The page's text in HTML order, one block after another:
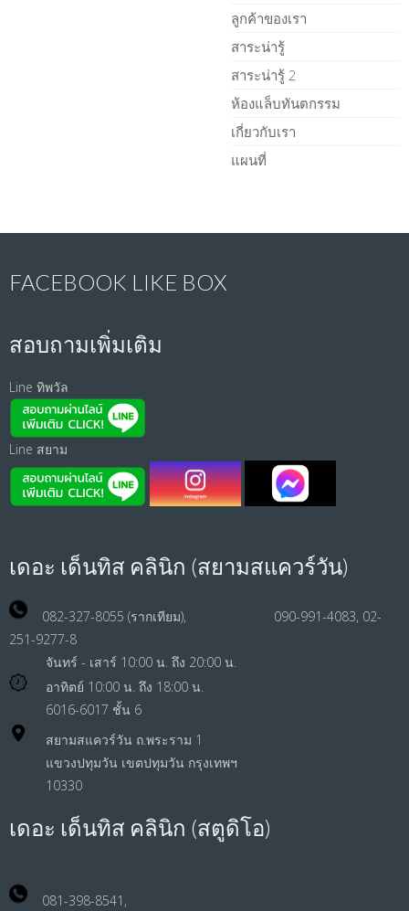
ลูกค้าของเรา
สาระน่ารู้
สาระน่ารู้ 2
ห้องแล็บทันตกรรม
เกี่ยวกับเรา
แผนที่
FACEBOOK LIKE BOX
สอบถามเพิ่มเติม
Line ทิพวัล
Line สยาม
เดอะ เด็นทิส คลินิก (สยามสแควร์วัน)
082-327-8055 (รากเทียม), 090-991-4083, 02-
251-9277-8
จันทร์ - เสาร์ 10:00 น. ถึง 20:00 น.
อาทิตย์ 10:00 น. ถึง 18:00 น.
6016-6017 ชั้น 6
สยามสแควร์วัน ถ.พระราม 1
แขวงปทุมวัน เขตปทุมวัน กรุงเทพฯ
10330
เดอะ เด็นทิส คลินิก (สตูดิโอ)
081-398-8541,